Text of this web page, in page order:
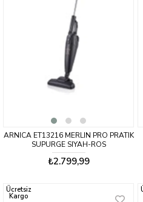
ARNICA ET13216 MERLIN PRO PRATIK
SUPURGE SIYAH-ROS
₺2.799,99
Ücretsiz
Kargo